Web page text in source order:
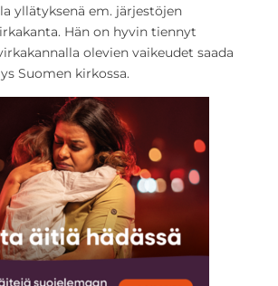
yllätyksenä em. järjestöjen
Hän on hyvin tiennyt
olevien vaikeudet saada
Suomen kirkossa.